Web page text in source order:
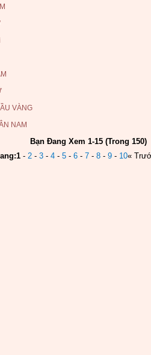
VÀNG
NAM
Bạn Đang Xem 1-15 (Trong 150)
1 -2 -3 -4 -5 -6 -7 -8 -9 - 10«